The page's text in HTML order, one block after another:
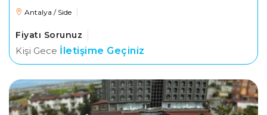
Antalya / Side
Fiyatı Sorunuz
Kişi Gece İletişime Geçiniz